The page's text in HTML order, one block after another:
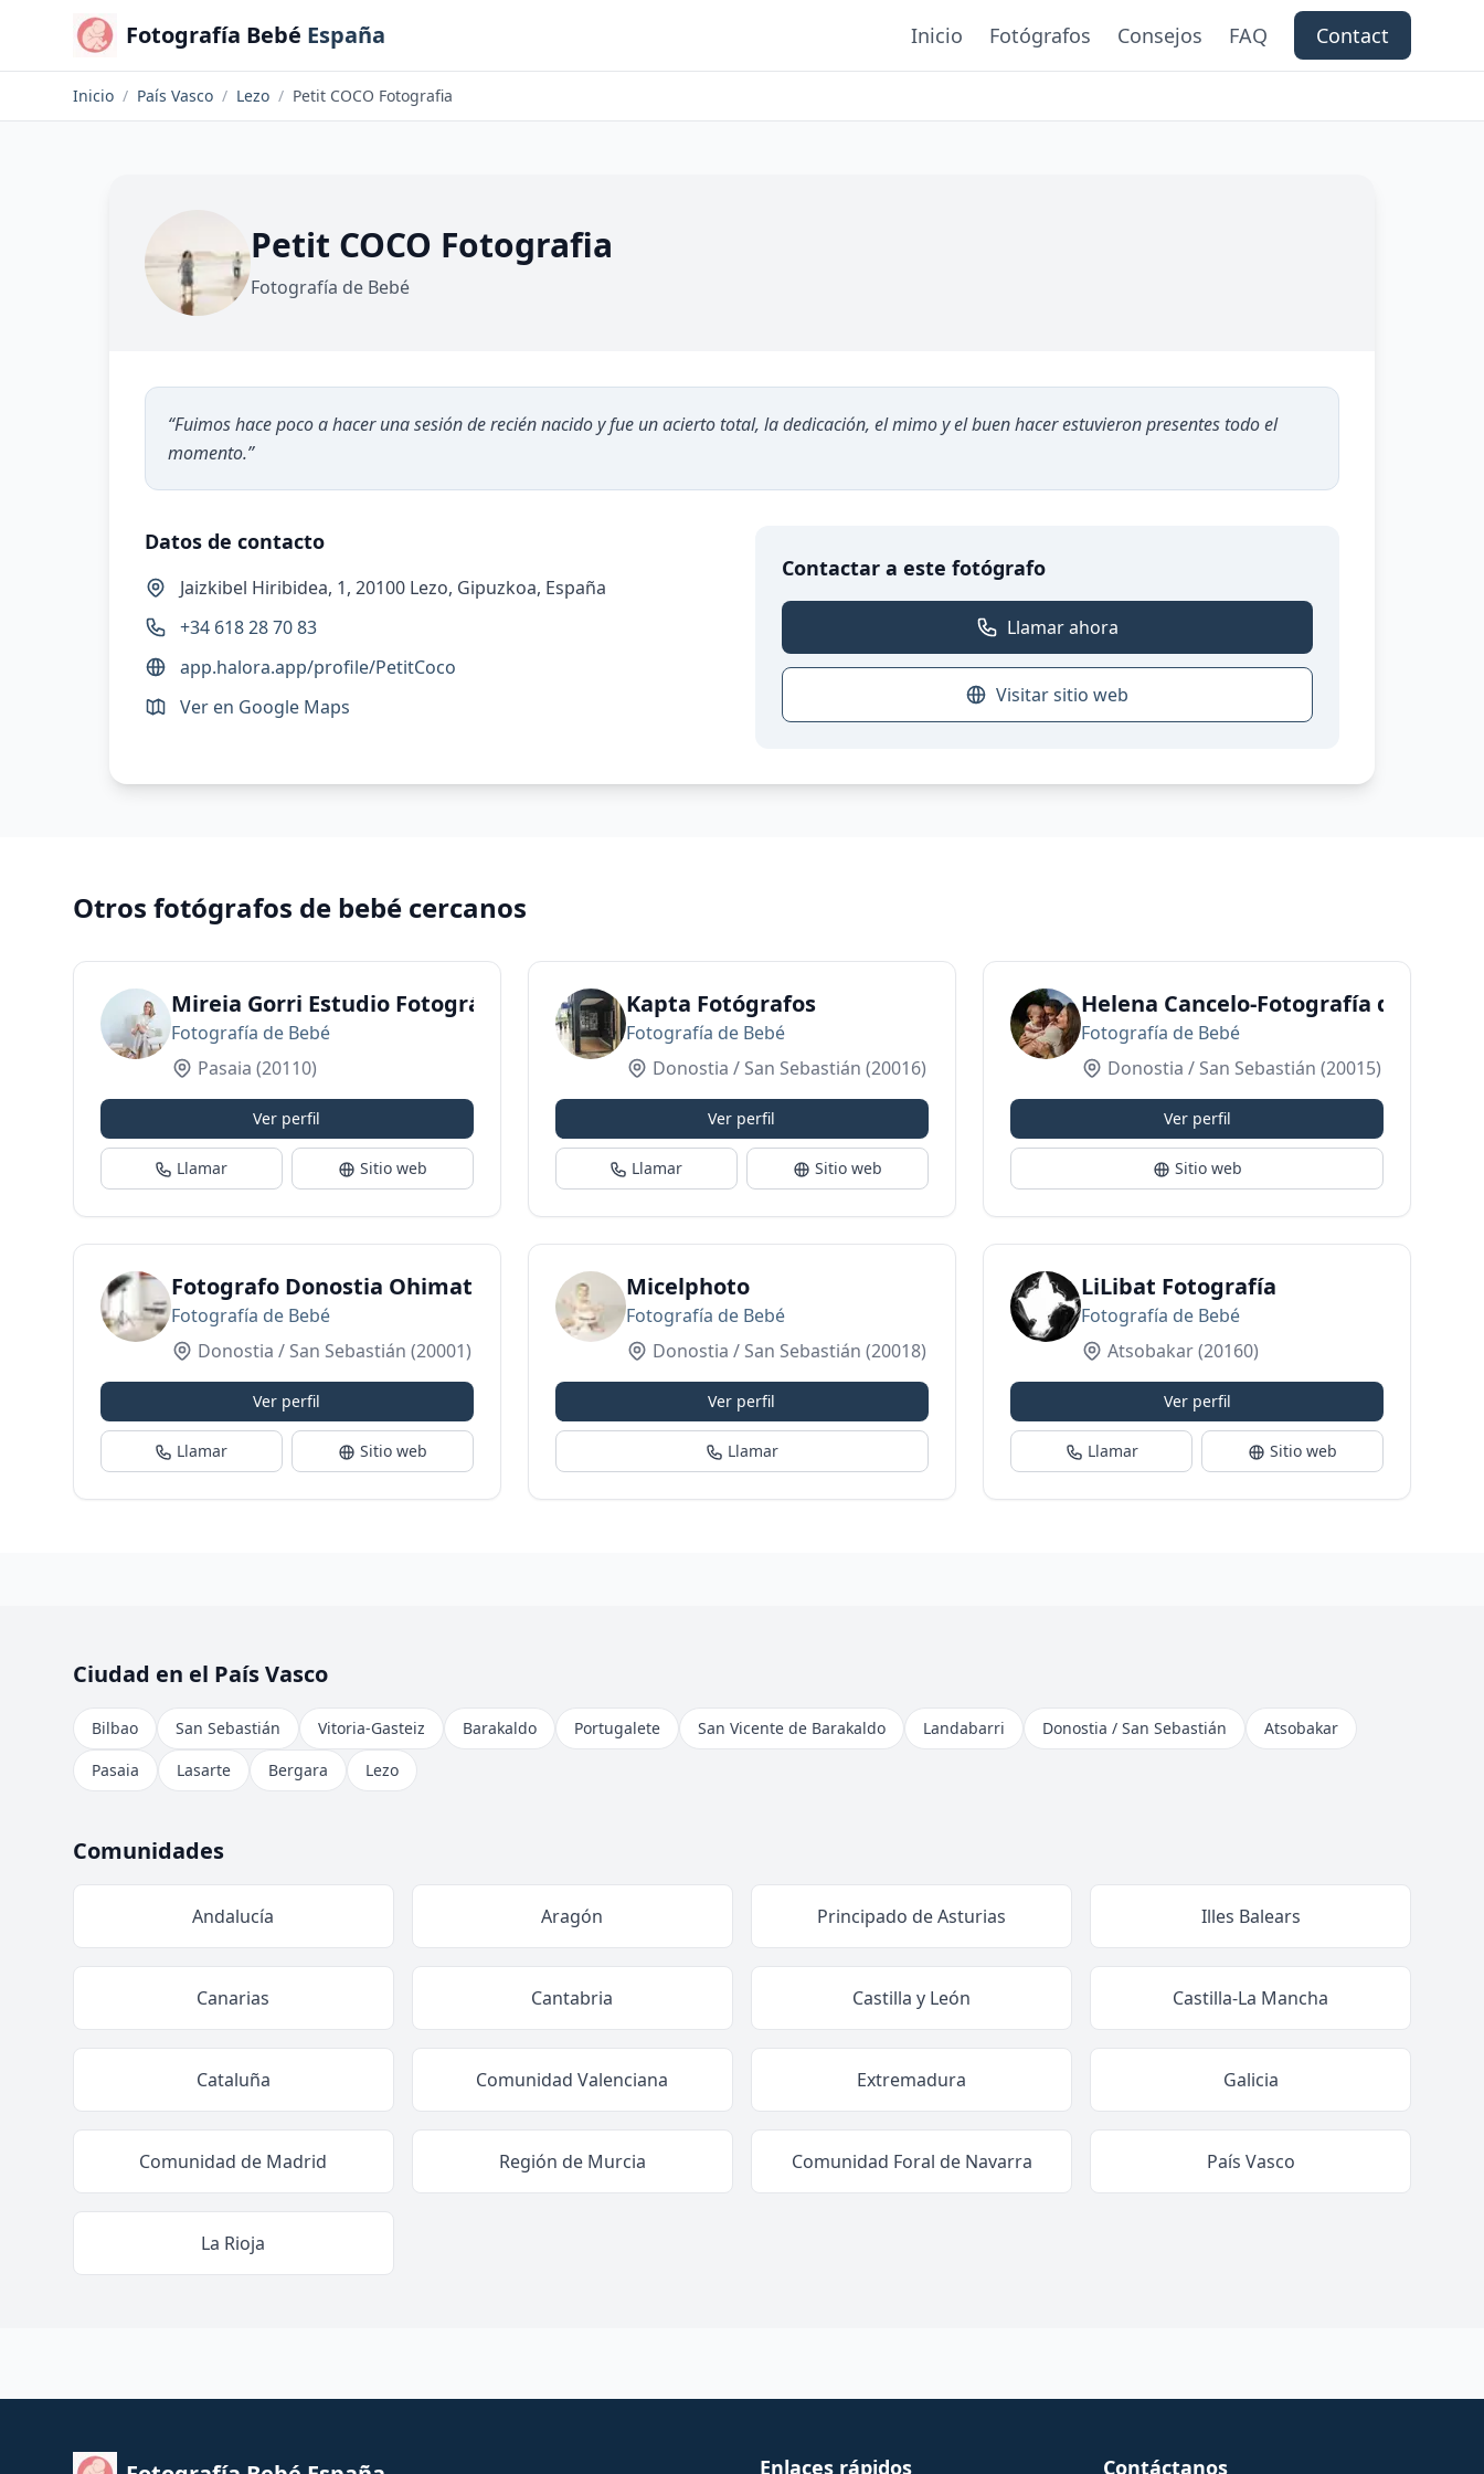
Fotografía Bebé España Inicio Fotógrafos Consejos FAQ Contact
Inicio / País Vasco / Lezo / Petit COCO Fotografia
Petit COCO Fotografia
Fotografía de Bebé
“Fuimos hace poco a hacer una sesión de recién nacido y fue un acierto total, la dedicación, el mimo y el buen hacer estuvieron presentes todo el
momento.”
Datos de contacto
Jaizkibel Hiribidea, 1, 20100 Lezo, Gipuzkoa, España
+34 618 28 70 83
app.halora.app/profile/PetitCoco
Ver en Google Maps
Contactar a este fotógrafo
Llamar ahora
Visitar sitio web
Otros fotógrafos de bebé cercanos
Mireia Gorri Estudio Fotográfico
Fotografía de Bebé
Pasaia (20110)
Ver perfil
Llamar Sitio web
Kapta Fotógrafos
Fotografía de Bebé
Donostia / San Sebastián (20016)
Ver perfil
Llamar Sitio web
Helena Cancelo-Fotografía de la
Fotografía de Bebé
Donostia / San Sebastián (20015)
Ver perfil
Sitio web
Fotografo Donostia Ohimat
Fotografía de Bebé
Donostia / San Sebastián (20001)
Ver perfil
Llamar Sitio web
Micelphoto
Fotografía de Bebé
Donostia / San Sebastián (20018)
Ver perfil
Llamar
LiLibat Fotografía
Fotografía de Bebé
Atsobakar(20160)
Ver perfil
Llamar Sitio web
Ciudad en el País Vasco
Bilbao San Sebastián Vitoria-Gasteiz Barakaldo Portugalete San Vicente de Barakaldo Landabarri Donostia / San Sebastián
Atsobakar
Pasaia
Lasarte Bergara Lezo
Comunidades
Andalucía Aragón Principado de Asturias Illes Balears
Canarias Cantabria Castilla y León Castilla-La Mancha
Cataluña Comunidad Valenciana Extremadura Galicia
Comunidad de Madrid Región de Murcia Comunidad Foral de Navarra País Vasco
La Rioja
Enlaces rápidos Contáctanos